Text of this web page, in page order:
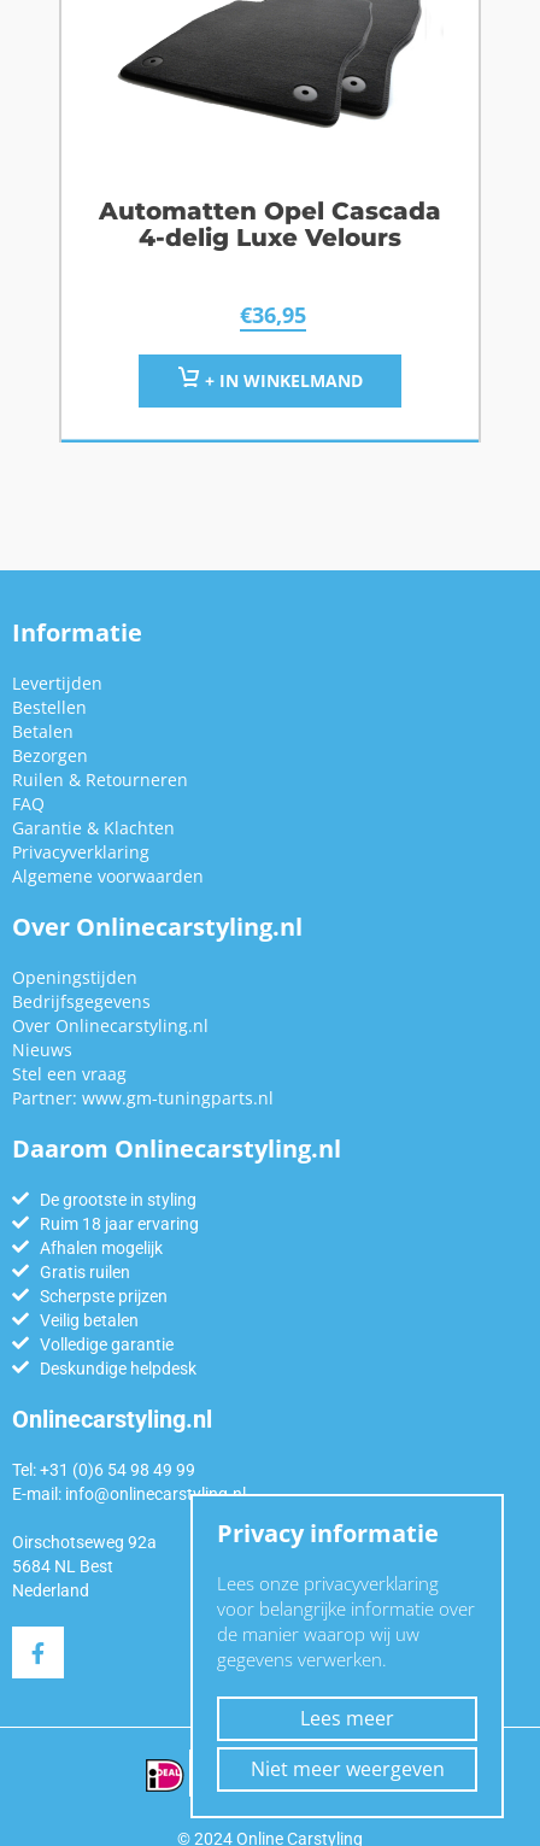
Automatten Opel Cascada
4-delig Luxe Velours
€36,95
+ IN WINKELMAND
Informatie
Levertijden
Bestellen
Betalen
Bezorgen
Ruilen & Retourneren
FAQ
Garantie & Klachten
Privacyverklaring
Algemene voorwaarden
Over Onlinecarstyling.nl
Openingstijden
Bedrijfsgegevens
Over Onlinecarstyling.nl
Nieuws
Stel een vraag
Partner: www.gm-tuningparts.nl
Daarom Onlinecarstyling.nl
De grootste in styling
Ruim 18 jaar ervaring
Afhalen mogelijk
Gratis ruilen
Scherpste prijzen
Veilig betalen
Volledige garantie
Deskundige helpdesk
Onlinecarstyling.nl
Tel: +31 (0)6 54 98 49 99
E-mail: info@onlinecarstyling.nl
Oirschotseweg 92a
5684 NL Best
Nederland
© 2024 Online Carstyling
Privacy informatie
Lees onze privacyverklaring
voor belangrijke informatie over
de manier waarop wij uw
gegevens verwerken.
Lees meer
Niet meer weergeven